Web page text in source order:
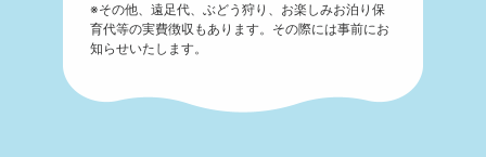
※その他、遠足代、ぶどう狩り、お楽しみお泊り保
育代等の実費徴収もあります。その際には事前にお
知らせいたします。